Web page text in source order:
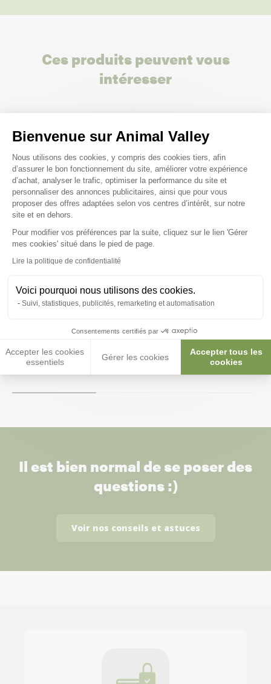
Bienvenue sur Animal Valley
Plateforme de Gestion du
Nous utilisons des cookies, y compris des cookies tiers, afin
d’assurer le bon fonctionnement du site, améliorer votre expérience
d’achat, analyser le trafic, optimiser la performance du site et
personnaliser des annonces publicitaires, ainsi que pour vous
proposer des offres adaptées selon vos centres d’intérêt, sur notre
site et en dehors.
Pour modifier vos préférences par la suite, cliquez sur le lien 'Gérer
mes cookies' situé dans le pied de page.
Lire la politique de confidentialité
Voici pourquoi nous utilisons des cookies.
Suivi, statistiques, publicités, remarketing et automatisation
Consentements certifiés par
Accepter les cookies
essentiels
Gérer les cookies
Accepter tous les
cookies
Axeptio consent
Ces produits peuvent vous
intéresser
Mangeoire Eclipse 8x10x13,5cm
4,10 €
Mangeoire
3,20 €
Il est bien normal de se poser des
questions :)
Voir nos conseils et astuces